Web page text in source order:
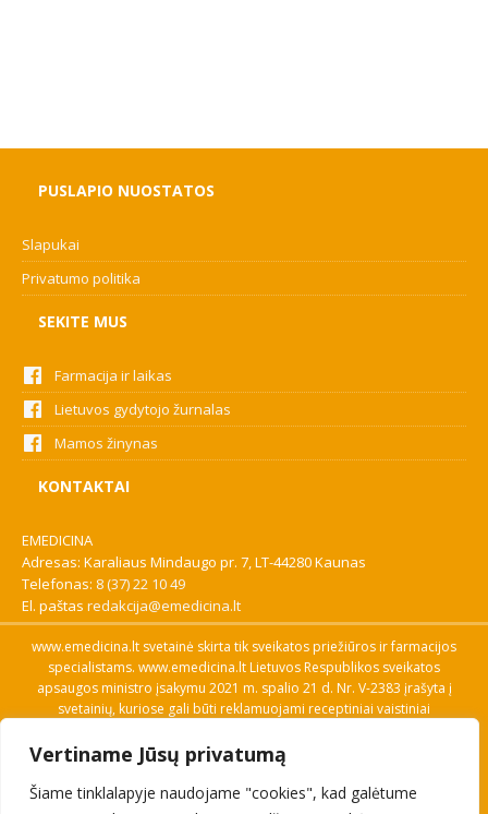
Vertiname Jūsų privatumą
Šiame tinklalapyje naudojame "cookies", kad galėtume
PUSLAPIO NUOSTATOS
Slapukai
Privatumo politika
SEKITE MUS
Farmacija ir laikas
Lietuvos gydytojo žurnalas
Mamos žinynas
KONTAKTAI
EMEDICINA
Adresas: Karaliaus Mindaugo pr. 7, LT-44280 Kaunas
Telefonas: 8 (37) 22 10 49
El. paštas redakcija@emedicina.lt
www.emedicina.lt svetainė skirta tik sveikatos priežiūros ir farmacijos
specialistams. www.emedicina.lt Lietuvos Respublikos sveikatos
apsaugos ministro įsakymu 2021 m. spalio 21 d. Nr. V-2383 įrašyta į
svetainių, kuriose gali būti reklamuojami receptiniai vaistiniai
savo profesinę kvalifikaciją. Naudingos nuorodos: Vaistų ir medicinos
pagalbos priemonių kainų paieška, VVKT tinklalapis, Sveikatos
priežiūros ar farmacijos specialisto pranešimo apie įtariamą